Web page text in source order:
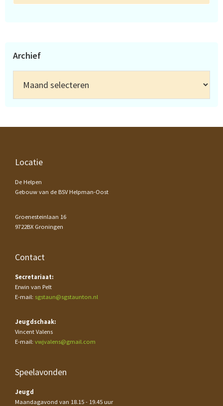
Archief
Footer
Locatie
De Helpen
Gebouw van de BSV Helpman-Oost
Groenesteinlaan 16
9722BX Groningen
Contact
Secretariaat:
Erwin van Pelt
E-mail: sgstaun@sgstaunton.nl
Jeugdschaak:
Vincent Valens
E-mail: vwjvalens@gmail.com
Speelavonden
Jeugd
Maandagavond van 18.15 - 19.45 uur